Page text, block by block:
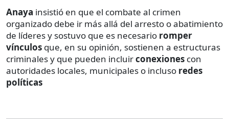
Anaya insistió en que el combate al crimen
organizado debe ir más allá del arresto o abatimiento
de líderes y sostuvo que es necesario romper
vínculos que, en su opinión, sostienen a estructuras
criminales y que pueden incluirconexiones con
autoridades locales, municipales o incluso redes
políticas